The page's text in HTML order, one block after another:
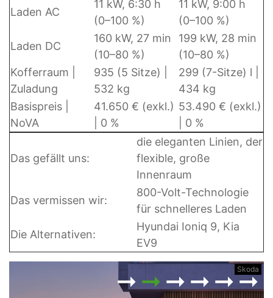
Laden AC
11 kW, 6:30 h
(0–100 %)
11 kW, 9:00 h
(0–100 %)
Laden DC
160 kW, 27 min
(10–80 %)
199 kW, 28 min
(10–80 %)
Kofferraum |
Zuladung
935 (5 Sitze) |
532 kg
299 (7-Sitze) l |
434 kg
Basispreis |
NoVA
41.650 € (exkl.)
| 0 %
53.490 € (exkl.)
| 0 %
Das gefällt uns:
die eleganten Linien, der
flexible, große
Innenraum
Das vermissen wir:
800-Volt-Technologie
für schnelleres Laden
Die Alternativen:
Hyundai Ioniq 9, Kia
EV9
Skoda